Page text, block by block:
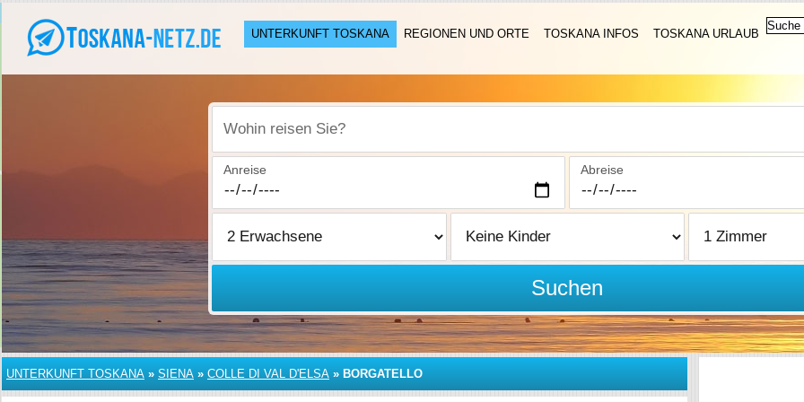
UNTERKUNFT TOSKANA REGIONEN UND ORTE TOSKANA INFOS TOSKANA URLAUB
Wohin reisen Sie?
Anreise Abreise
Suchen
UNTERKUNFT TOSKANA » SIENA » COLLE DI VAL D'ELSA » BORGATELLO